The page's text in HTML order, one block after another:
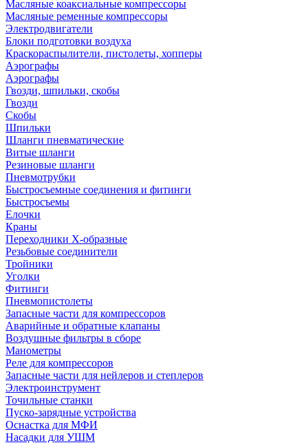
Масляные коаксиальные компрессоры
Масляные ременные компрессоры
Электродвигатели
Блоки подготовки воздуха
Краскораспылители, пистолеты, хопперы
Аэрографы
Аэрографы
Гвозди, шпильки, скобы
Гвозди
Скобы
Шпильки
Шланги пневматические
Витые шланги
Резиновые шланги
Пневмотрубки
Быстросъемные соединения и фитинги
Быстросъемы
Елочки
Краны
Переходники Х-образные
Резьбовые соединители
Тройники
Уголки
Фитинги
Пневмопистолеты
Запасные части для компрессоров
Аварийные и обратные клапаны
Воздушные фильтры в сборе
Манометры
Реле для компрессоров
Запасные части для нейлеров и степлеров
Электроинструмент
Точильные станки
Пуско-зарядные устройства
Оснастка для МФИ
Насадки для УШМ